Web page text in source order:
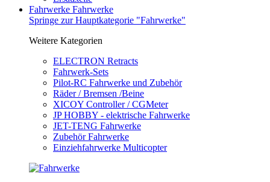
Fahrwerke Fahrwerke
Springe zur Hauptkategorie "Fahrwerke"
Weitere Kategorien
ELECTRON Retracts
Fahrwerk-Sets
Pilot-RC Fahrwerke und Zubehör
Räder / Bremsen /Beine
XICOY Controller / CGMeter
JP HOBBY - elektrische Fahrwerke
JET-TENG Fahrwerke
Zubehör Fahrwerke
Einziehfahrwerke Multicopter